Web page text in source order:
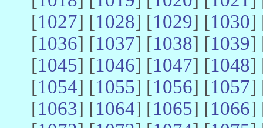
[1027] [1028] [1029] [1030]
[1036] [1037] [1038] [1039]
[1045] [1046] [1047] [1048]
[1054] [1055] [1056] [1057]
[1063] [1064] [1065] [1066]